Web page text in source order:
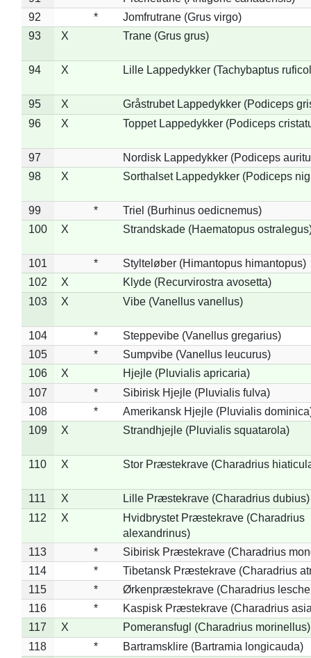
92
*
Jomfrutrane (Grus virgo)
93
X Trane (Grus grus)
94 X Lille Lappedykker (Tachybaptus
95 X
Gråstrubet Lappedykker (Podiceps
96
X Toppet Lappedykker (Podiceps
97
Nordisk Lappedykker (Podiceps
98
X Sorthalset Lappedykker (Podiceps
99 *
Triel (Burhinus oedicnemus)
100
X Strandskade (Haematopus
101 *
Stylteløber (Himantopus himantopus)
102
X
Klyde (Recurvirostra avosetta)
103
X Vibe (Vanellus vanellus)
104 *
Steppevibe (Vanellus gregarius)
105
*
Sumpvibe (Vanellus leucurus)
106
X
Hjejle (Pluvialis apricaria)
107
*
Sibirisk Hjejle (Pluvialis fulva)
108
*
Amerikansk Hjejle (Pluvialis
109
X Strandhjejle (Pluvialis squatarola)
110 X Stor Præstekrave (Charadrius
111 X
Lille Præstekrave (Charadrius dubius)
112
X
Hvidbrystet Præstekrave (Charadrius
alexandrinus)
113
*
Sibirisk Præstekrave (Charadrius
114
*
Tibetansk Præstekrave (Charadrius
115
*
Ørkenpræstekrave (Charadrius
116
*
Kaspisk Præstekrave (Charadrius
117
X
Pomeransfugl (Charadrius morinellus)
118
*
Bartramsklire (Bartramia longicauda)